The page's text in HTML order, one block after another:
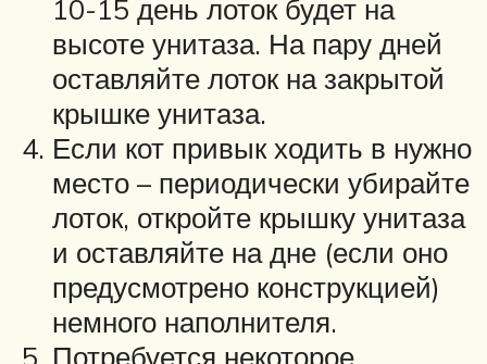
10-15 день лоток будет на
высоте унитаза. На пару дней
оставляйте лоток на закрытой
крышке унитаза.
Если кот привык ходить в нужно
место – периодически убирайте
лоток, откройте крышку унитаза
и оставляйте на дне (если оно
предусмотрено конструкцией)
немного наполнителя.
Потребуется некоторое